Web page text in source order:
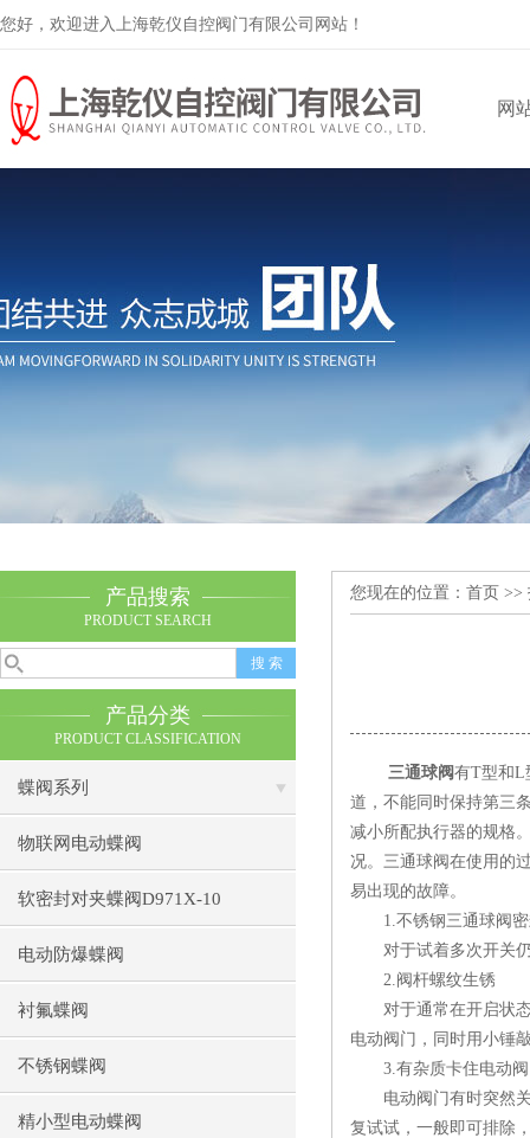
您好，欢迎进入上海乾仪自控阀门有限公司网站！
网
产品搜索
PRODUCT SEARCH
产品分类
PRODUCT CLASSIFICATION
蝶阀系列
物联网电动蝶阀
软密封对夹蝶阀D971X-10
电动防爆蝶阀
衬氟蝶阀
不锈钢蝶阀
精小型电动蝶阀
您现在的位置： 首页 >>
三通球阀有T型和L
道，不能同时保持第三
减小所配执行器的规格
况。三通球阀在使用的
易出现的故障。
1.不锈钢三通球阀密
对于试着多次开关仍
2.阀杆螺纹生锈
对于通常在开启状态
电动阀门，同时用小锤
3.有杂质卡住电动阀
电动阀门有时突然关
复试试，一般即可排除